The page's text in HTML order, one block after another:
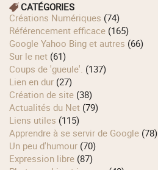
CATÉGORIES
Créations Numériques (74)
Référencement efficace (165)
Google Yahoo Bing et autres (66)
Sur le net (61)
Coups de 'gueule'. (137)
Lien en dur (27)
Création de site (38)
Actualités du Net (79)
Liens utiles (115)
Apprendre à se servir de Google (78)
Un peu d'humour (70)
Expression libre (87)